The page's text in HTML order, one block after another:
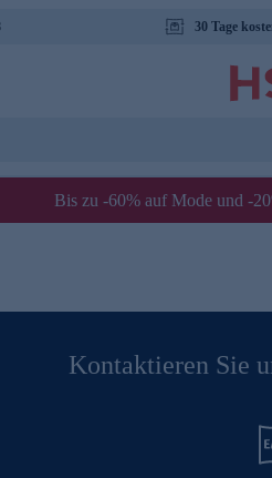
30 Tage
Bis zu -60% auf Mode und -
Kontaktieren Sie